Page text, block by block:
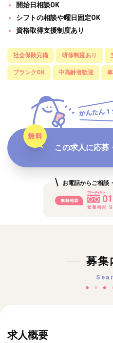
開始日相談OK
シフトの相談や曜日固定OK
資格取得支援制度あり
社会保険完備 研修制度あり
ブランクOK 中高齢者歓迎
この求人に応募
お電話からご相談
募集
求人概要